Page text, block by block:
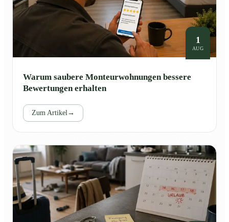
1
AUG
Warum saubere Monteurwohnungen bessere
Bewertungen erhalten
Zum Artikel→